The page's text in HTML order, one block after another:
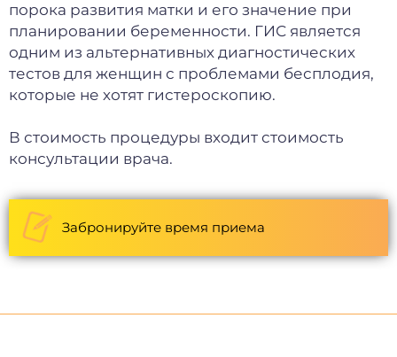
порока развития матки и его значение при
планировании беременности. ГИС является
одним из альтернативных диагностических
тестов для женщин с проблемами бесплодия,
которые не хотят гистероскопию.
В стоимость процедуры входит стоимость
консультации врача.
Забронируйте время приема